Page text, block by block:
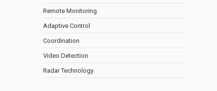
Remote Monitoring
Adaptive Control
Coordination
Video Detection
Radar Technology